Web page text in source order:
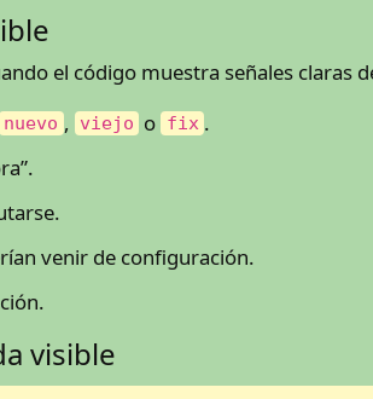
el código muestra señales claras
nuevo , viejo o fix .
venir de configuración.
visible